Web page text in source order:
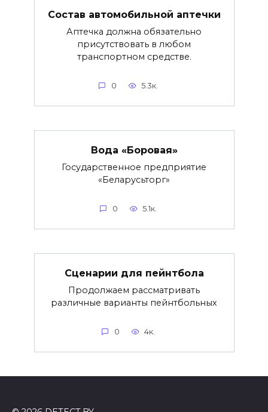
Состав автомобильной аптечки
Аптечка должна обязательно
присутствовать в любом
транспортном средстве.
0 5.3к.
Вода «Боровая»
Государственное предприятие
«Беларусьторг»
0 5.1к.
Сценарии для пейнтбола
Продолжаем рассматривать
различные варианты пейнтбольных
0 4к.